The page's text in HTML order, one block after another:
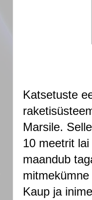
Katsetuste
Marsile.
10 meetrit
maandub
Kaup ja